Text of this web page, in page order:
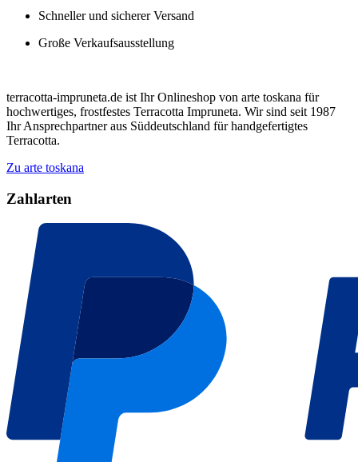
Schneller und sicherer Versand
Große Verkaufsausstellung
terracotta-impruneta.de ist Ihr Onlineshop von arte toskana für
hochwertiges, frostfestes Terracotta Impruneta. Wir sind seit 1987
Ihr Ansprechpartner aus Süddeutschland für handgefertigtes
Terracotta.
Zu arte toskana
Zahlarten